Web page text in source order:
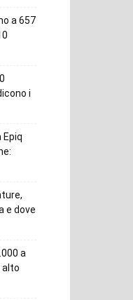
a 657
i
Epiq
e dove
a
alto